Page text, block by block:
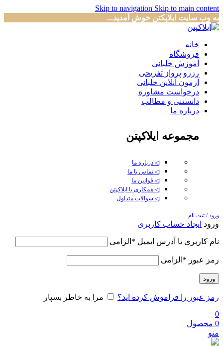
Skip to navigation Skip to main content
به وب سایت ایلاپکتن خوش آمدید...
خانه
فروشگاه
آموزش خلبانی
رزرو پرواز تفریحی
آزمون آنلاین خلبانی
درخواست مشاوره
دانستنی و مطالب
درباره ما
مجموعه ایلاکپتن
◁ درباره ما
◁ تماس با ما
◁ قوانین ما
◁ همکاری با ایلاکپتن
◁ سوالات متداول
ورود / ثبت نام
ورود ایجاد حساب کاربری
نام کاربری یا آدرس ایمیل * الزامی
رمز عبور * الزامی
ورود
رمز عبور را فراموش کرده اید؟
مرا به خاطر بسپار
0
0 محصول
منو